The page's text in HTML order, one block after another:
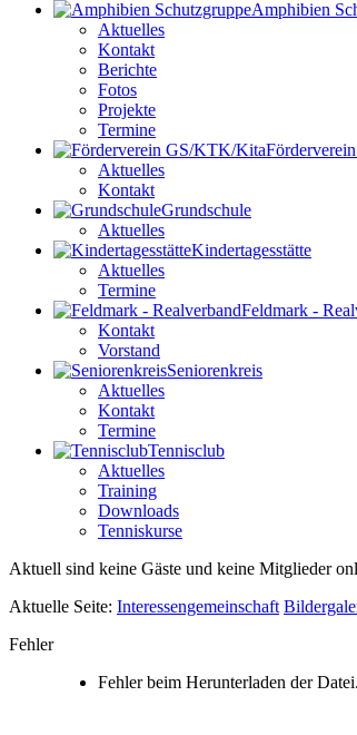
Amphibien
Aktuelles
Kontakt
Berichte
Fotos
Projekte
Termine
Aktuelles
Kontakt
Grundschule
Aktuelles
Kindertagesstätte
Aktuelles
Termine
Feldmark -
Kontakt
Vorstand
Seniorenkreis
Aktuelles
Kontakt
Termine
Tennisclub
Aktuelles
Training
Downloads
Tenniskurse
Aktuell sind keine Gäste und keine Mitglieder
Aktuelle Seite: Interessengemeinschaft
Fehler
Fehler beim Herunterladen der Datei.